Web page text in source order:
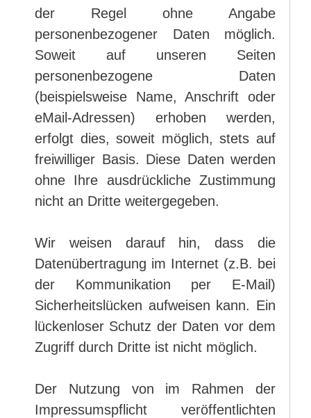
der Regel ohne Angabe
personenbezogener Daten möglich.
Soweit auf unseren Seiten
personenbezogene Daten
(beispielsweise Name, Anschrift oder
eMail-Adressen) erhoben werden,
erfolgt dies, soweit möglich, stets auf
freiwilliger Basis. Diese Daten werden
ohne Ihre ausdrückliche Zustimmung
nicht an Dritte weitergegeben.
Wir weisen darauf hin, dass die
Datenübertragung im Internet (z.B. bei
der Kommunikation per E-Mail)
Sicherheitslücken aufweisen kann. Ein
lückenloser Schutz der Daten vor dem
Zugriff durch Dritte ist nicht möglich.
Der Nutzung von im Rahmen der
Impressumspflicht veröffentlichten